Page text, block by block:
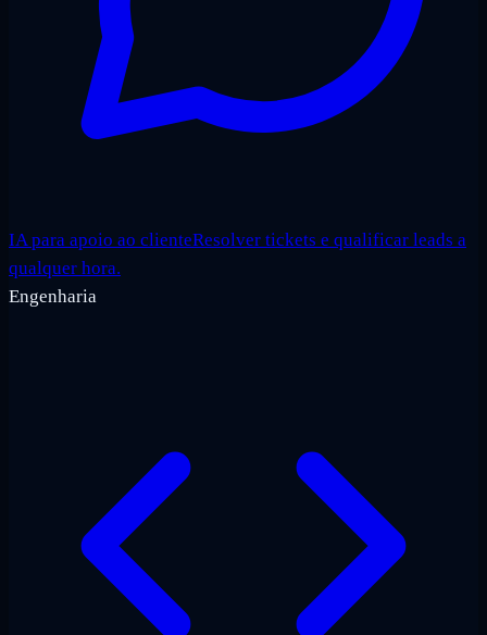
IA para apoio ao clienteResolver tickets e qualificar leads a
qualquer hora.
Engenharia